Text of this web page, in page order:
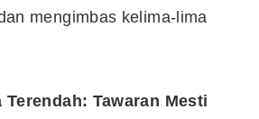
mengimbas kelima-lima
Terendah: Tawaran Mesti